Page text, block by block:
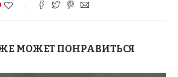
МОЖЕТ ПОНРАВИТЬСЯ